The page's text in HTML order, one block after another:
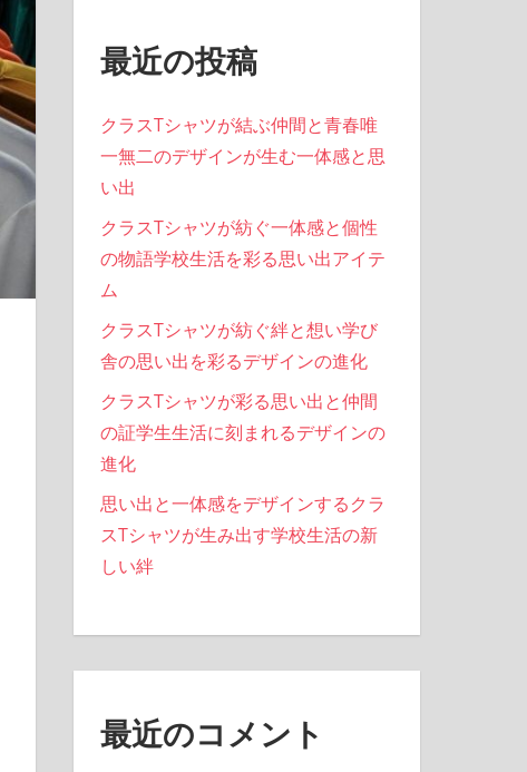
最近の投稿
クラスTシャツが結ぶ仲間と青春唯
一無二のデザインが生む一体感と思
い出
クラスTシャツが紡ぐ一体感と個性
の物語学校生活を彩る思い出アイテ
ム
クラスTシャツが紡ぐ絆と想い学び
舎の思い出を彩るデザインの進化
クラスTシャツが彩る思い出と仲間
の証学生生活に刻まれるデザインの
進化
思い出と一体感をデザインするクラ
スTシャツが生み出す学校生活の新
しい絆
最近のコメント